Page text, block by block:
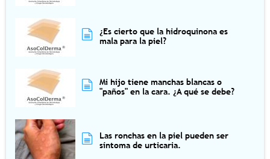
¿Es cierto que la hidroquinona es
mala para la piel?
Mi hijo tiene manchas blancas o
"paños" en la cara. ¿A qué se debe?
Las ronchas en la piel pueden ser
síntoma de urticaria.